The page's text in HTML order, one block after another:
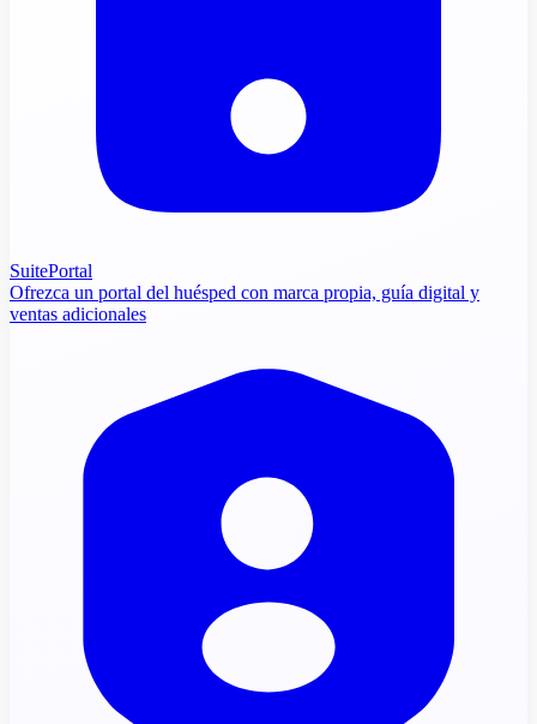
SuitePortal
Ofrezca un portal del huésped con marca propia, guía digital y
ventas adicionales